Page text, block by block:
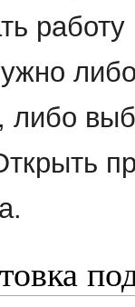
либо